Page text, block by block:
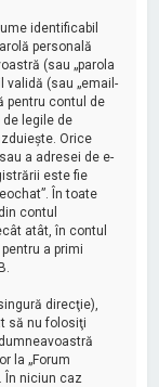
identificabil
personală
(sau „parola
validă (sau „email-
pentru contul de
de legile de
Orice
a adresei de e-
este fie
În toate
contul
atât, în contul
a primi
direcţie),
să nu folosiţi
la „Forum
În niciun caz